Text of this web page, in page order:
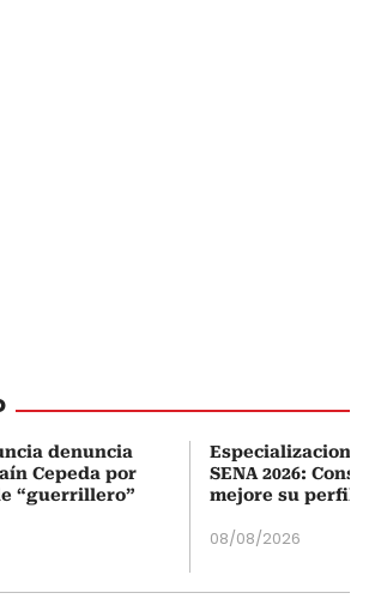
denuncia
Cepeda por
“guerrillero”
SENA 2026:
mejore su perfil
08/08/2026